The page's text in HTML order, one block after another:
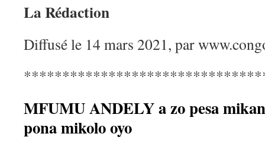
La Rédaction
Diffusé le 14 mars 2021, par
MFUMU ANDELY a zo pesa
pona mikolo oyo